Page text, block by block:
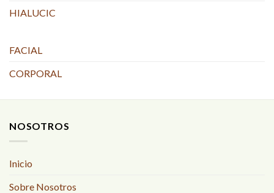
HIALUCIC
FACIAL
CORPORAL
NOSOTROS
Inicio
Sobre Nosotros